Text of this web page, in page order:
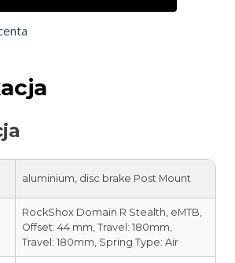
aluminium, disc brake Post Mount
RockShox Domain R Stealth, eMTB,
Offset: 44 mm, Travel: 180mm,
Travel: 180mm, Spring Type: Air